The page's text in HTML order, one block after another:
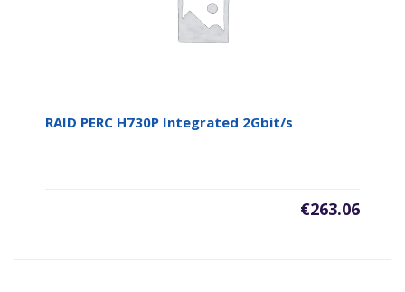
RAID PERC H730P Integrated 2Gbit/s
€263.06